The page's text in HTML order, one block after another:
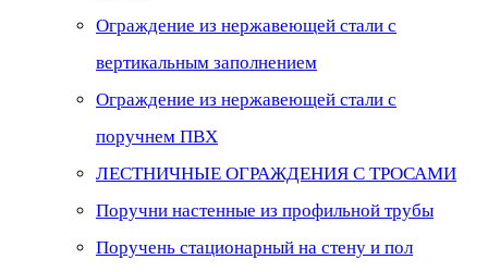
Ограждение из нержавеющей стали с
вертикальным заполнением
Ограждение из нержавеющей стали с
поручнем ПВХ
ЛЕСТНИЧНЫЕ ОГРАЖДЕНИЯ С ТРОСАМИ
Поручни настенные из профильной трубы
Поручень стационарный на стену и пол